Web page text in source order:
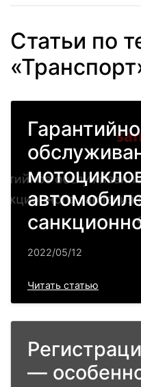
Статьи по
2022/05/12
Читать статью
—